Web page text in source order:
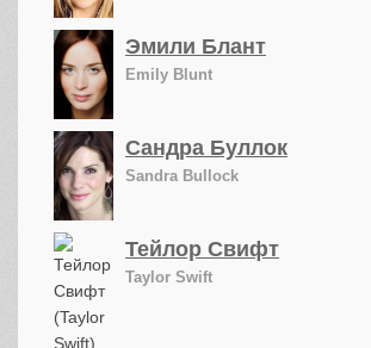
Эмили Блант
Emily Blunt
Сандра Буллок
Sandra Bullock
Тейлор Свифт
Taylor Swift